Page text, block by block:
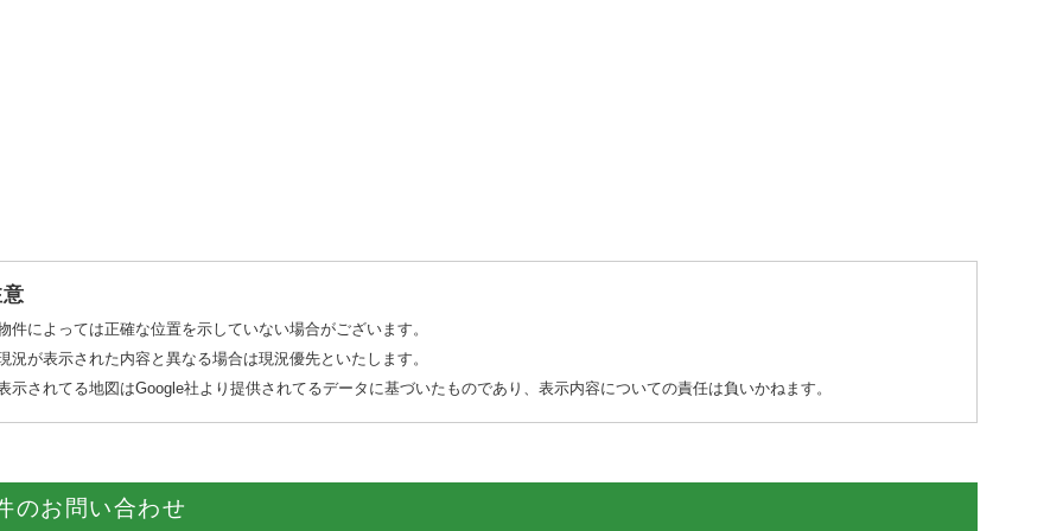
件によっては正確な位置を示していない場合がございます。
況が表示された内容と異なる場合は現況優先といたします。
示されてる地図はGoogle社より提供されてるデータに基づいたものであり、表示内容についての責任は負いかねます。
のお問い合わせ